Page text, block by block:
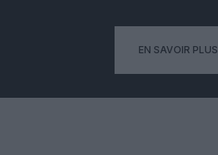
EN SAVOIR PLUS